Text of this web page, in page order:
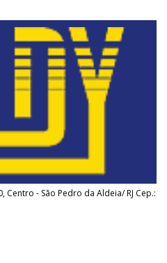
Centro - São Pedro da Aldeia/ RJ Cep.: